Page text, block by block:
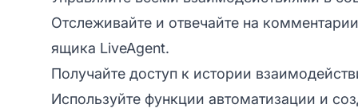
Отслеживайте и отвечайте на
ящика LiveAgent.
Получайте доступ к истории
Используйте функции автоматизации и